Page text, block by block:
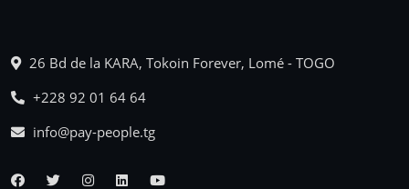
26 Bd de la KARA, Tokoin Forever, Lomé - TOGO
+228 92 01 64 64
info@pay-people.tg